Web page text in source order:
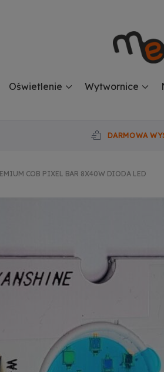
Oświetlenie Wytwornice
DARMOWA
COB PIXEL BAR 8X40W DIODA LED